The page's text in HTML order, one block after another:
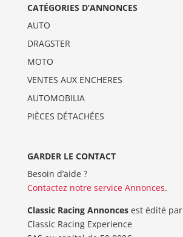
CATÉGORIES D’ANNONCES
AUTO
DRAGSTER
MOTO
VENTES AUX ENCHERES
AUTOMOBILIA
PIÈCES DÉTACHÉES
GARDER LE CONTACT
Besoin d’aide ?
Contactez notre service Annonces.
Classic Racing Annoncesest édité par
Classic Racing Experience